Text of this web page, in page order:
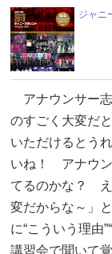
ジャニ
アナウンサー
のすごく大変だ
いただけるとう
いね！ アナウン
てるのかな？ え
変だからな～」
に“こういう理由
講習会で聞いて